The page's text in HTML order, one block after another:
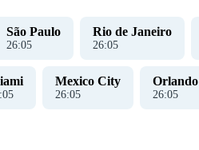
São Paulo
26:05
Rio de Janeiro
26:05
:05
Mexico City
26:05
Orlando
26:05